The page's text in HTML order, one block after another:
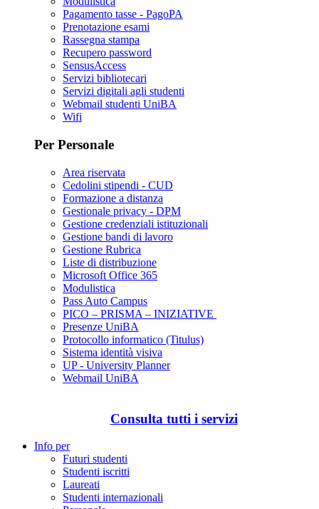
Pagamento tasse - PagoPA
Prenotazione esami
Rassegna stampa
Recupero password
SensusAccess
Servizi bibliotecari
Servizi digitali agli studenti
Webmail studenti UniBA
Wifi
Per Personale
Area riservata
Cedolini stipendi - CUD
Formazione a distanza
Gestionale privacy - DPM
Gestione credenziali istituzionali
Gestione bandi di lavoro
Gestione Rubrica
Liste di distribuzione
Microsoft Office 365
Modulistica
Pass Auto Campus
PICO – PRISMA – INIZIATIVE
Presenze UniBA
Protocollo informatico (Titulus)
Sistema identità visiva
UP - University Planner
Webmail UniBA
Consulta tutti i servizi
Info per
Futuri studenti
Studenti iscritti
Laureati
Studenti internazionali